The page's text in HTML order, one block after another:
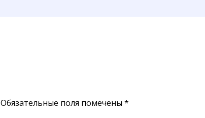
Обязательные поля помечены *